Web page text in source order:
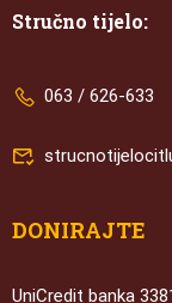
Stručno tijelo:
063 / 626-633
DONIRAJTE
UniCredit banka